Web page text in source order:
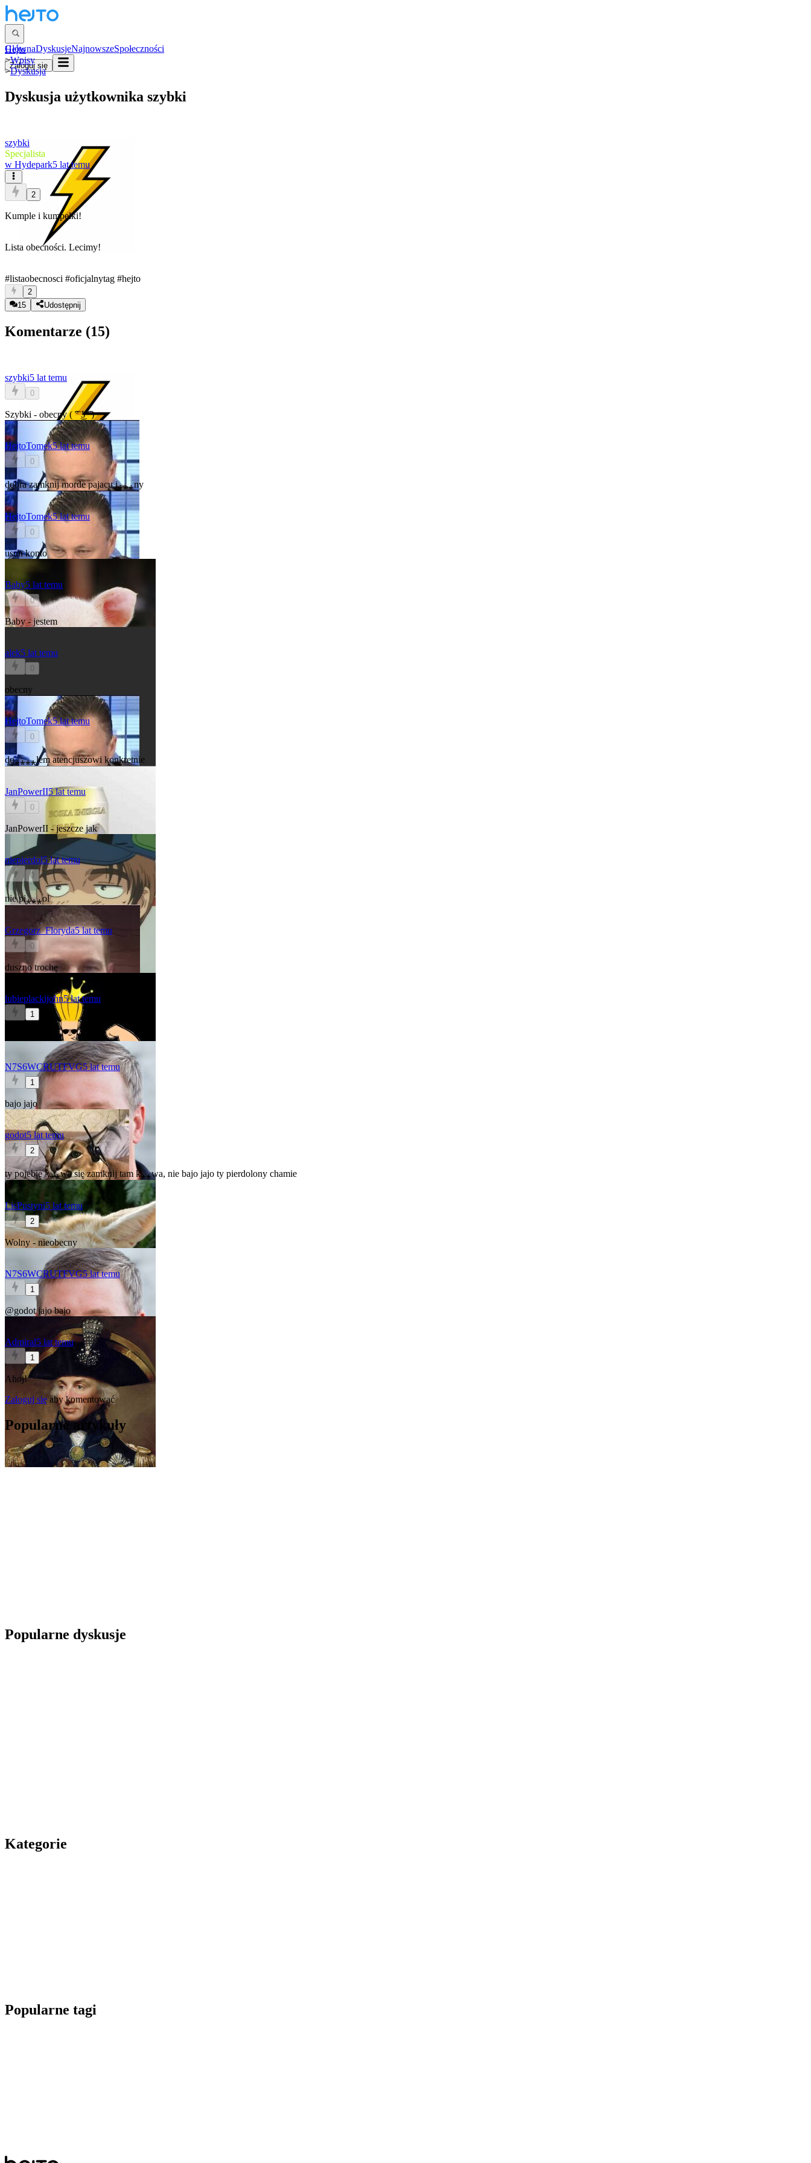
GłównaDyskusjeNajnowszeSpołeczności
Zaloguj się
Hejto
>Wpisy
>Dyskusja
Dyskusja użytkownika szybki
szybki
Specjalista
w Hydepark5 lat temu
2
Kumple i kumpelki!
Lista obecności. Lecimy!
#listaobecnosci #oficjalnytag #hejto
2
15
Udostępnij
Komentarze (15)
szybki5 lat temu
0
Szybki - obecny ( ͡° ͜ʖ ͡°)
HejtoTomek5 lat temu
0
dobra zamknij morde pajacu j⁎⁎⁎ny
HejtoTomek5 lat temu
0
usun konto
Baby5 lat temu
0
Baby - jestem
alek5 lat temu
0
obecny
HejtoTomek5 lat temu
0
do⁎⁎⁎⁎lem atencjuszowi konkretnie
JanPowerII5 lat temu
0
JanPowerII - jeszcze jak
niepierdol5 lat temu
0
nie pi⁎⁎⁎ol
Grzegorz_Floryda5 lat temu
0
duszno trochę
lubieplackijohn5 lat temu
1
N7S6WCRUTFVG5 lat temu
1
bajo jajo
godot5 lat temu
2
ty pojebie k⁎⁎wa się zamknij tam k⁎⁎wa, nie bajo jajo ty pierdolony chamie
LisPustyni5 lat temu
2
Wolny - nieobecny
N7S6WCRUTFVG5 lat temu
1
@godotjajo bajo
Admiral5 lat temu
1
Ahoj!
Zaloguj sięaby komentować
Popularne artykuły
Popularne dyskusje
Kategorie
Popularne tagi